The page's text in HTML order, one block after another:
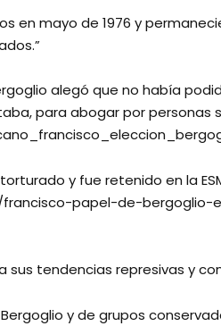
en mayo de 1976 y
alegó que no había
para abogar por personas
y fue retenido en la
francisco-papel-de-
tendencias represivas y
y de grupos